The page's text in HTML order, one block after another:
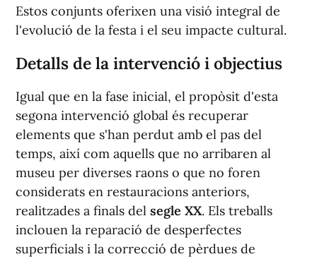
Estos conjunts oferixen una visió integral de
l'evolució de la festa i el seu impacte cultural.
Detalls de la intervenció i objectius
Igual que en la fase inicial, el propòsit d'esta
segona intervenció global és recuperar
elements que s'han perdut amb el pas del
temps, així com aquells que no arribaren al
museu per diverses raons o que no foren
considerats en restauracions anteriors,
realitzades a finals del segle XX. Els treballs
inclouen la reparació de desperfectes
superficials i la correcció de pèrdues de